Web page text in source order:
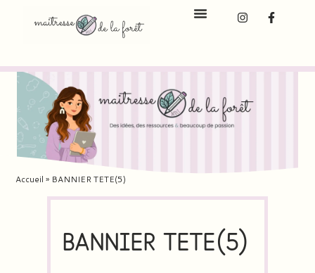
Accueil » BANNIER TETE(5)
BANNIER TETE(5)